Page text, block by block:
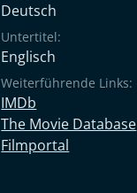
Deutsch
Untertitel:
Englisch
Weiterführende Links:
IMDb
The Movie Database
Filmportal